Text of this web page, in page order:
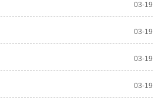
03-19
03-19
03-19
03-19